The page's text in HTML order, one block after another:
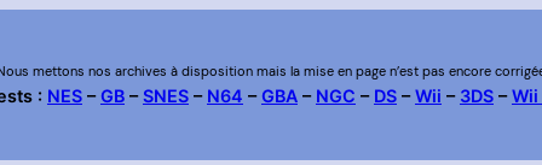
mettons nos archives à disposition mais la mise en page n’est pas encore
: NES–GB–SNES– N64 –GBA– NGC – DS–Wii – 3DS–Wii